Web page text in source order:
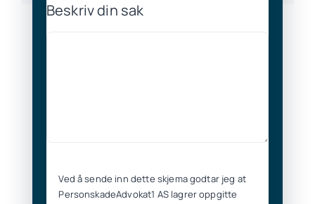
Beskriv din sak
Ved å sende inn dette skjema godtar jeg at
PersonskadeAdvokat1 AS lagrer oppgitte